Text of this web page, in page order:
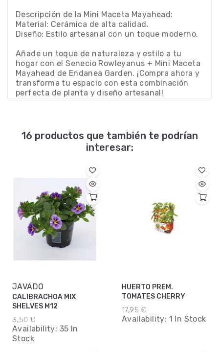
Descripción de la Mini Maceta Mayahead:
Material: Cerámica de alta calidad.
Diseño: Estilo artesanal con un toque moderno.
Añade un toque de naturaleza y estilo a tu
hogar con el Senecio Rowleyanus + Mini Maceta
Mayahead de Endanea Garden. ¡Compra ahora y
transforma tu espacio con esta combinación
perfecta de planta y diseño artesanal!
16 productos que también te podrían
interesar:
JAVADO
CALIBRACHOA MIX
SHELVES M12
3,50 €
Availability: 35 In
Stock
HUERTO PREM.
TOMATES CHERRY
17,95 €
Availability: 1 In Stock